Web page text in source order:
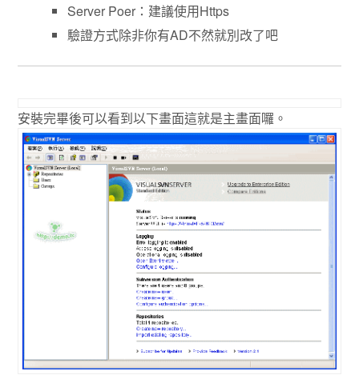
Server Poer：建議使用Https
驗證方式除非你有AD不然就別改了吧
安裝完畢後可以看到以下畫面這就是主畫面囉。